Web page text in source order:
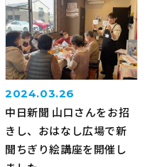
2024.03.26
中日新聞 山口さんをお招
きし、おはなし広場で新
聞ちぎり絵講座を開催し